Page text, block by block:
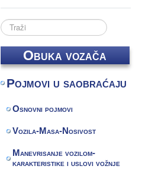
Search
...
Obuka vozača
Pojmovi u saobraćaju
Osnovni pojmovi
Vozila-Masa-Nosivost
Manevrisanje vozilom-
karakteristike i uslovi vožnje